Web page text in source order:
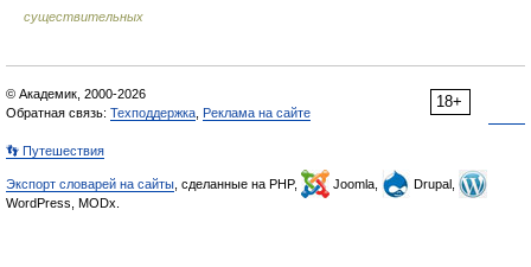
существительных
18+
© Академик, 2000-2026
Обратная связь: Техподдержка Реклама на сайте
👣 Путешествия
Экспорт словарей на сайты , сделанные на PHP, Joomla,
Drupal,
WordPress, MODx.